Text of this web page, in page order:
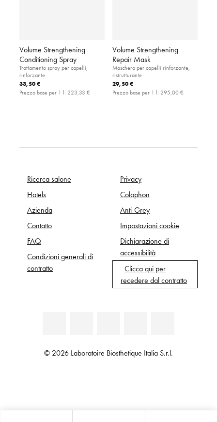
Volume Strengthening
Conditioning Spray
Trattamento spray per capelli,
rinforzante
33,50 €
Prezzo base per 1 l: 223,33 €
Volume Strengthening
Repair Mask
Maschera per capelli rinforzante,
ristrutturante
29,50 €
Prezzo base per 1 l: 295,00 €
Ricerca salone
Hotels
Azienda
Contatto
FAQ
Condizioni generali di
contratto
Privacy
Colophon
Anti-Grey
Impostazioni cookie
Dichiarazione di
accessibilità
Clicca qui per
recedere dal contratto
© 2026 Laboratoire Biosthetique Italia S.r.l.